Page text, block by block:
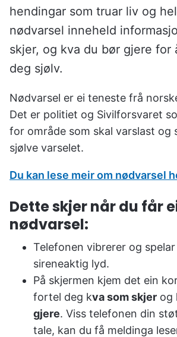
e
n
k
m
n
e
:hendingar som truar liv og
nødvarsel inneheld
skjer, og kva du bør gjere for
deg sjølv.
Nødvarsel er ei teneste frå
Det er politiet og Sivilforsvaret
for område som skal varslast og
sjølve varselet.
Du kan lese meir om nødvarsel
Dette skjer når du får
nødvarsel:
Telefonen vibrerer og
sireneaktig lyd.
På skjermen kjem det ein
fortel deg kva som skjer og
gjere. Viss telefonen din
tale, kan du få meldinga